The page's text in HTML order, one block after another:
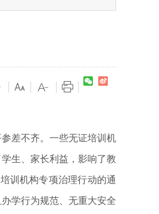
差不齐。一些无证培训机
生、家长利益，影响了教
训机构专项治理行动的通
学行为规范、无重大安全